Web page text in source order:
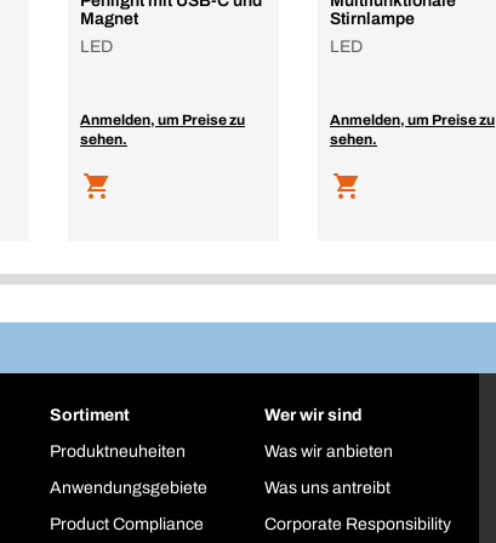
Magnet
LED
Anmelden, um Preise zu
sehen.
Stirnlampe
LED
Anmelden, um Preise zu
sehen.
Sortiment
Produktneuheiten
Anwendungsgebiete
Product Compliance
Wer wir sind
Was wir anbieten
Was uns antreibt
Corporate Responsibility